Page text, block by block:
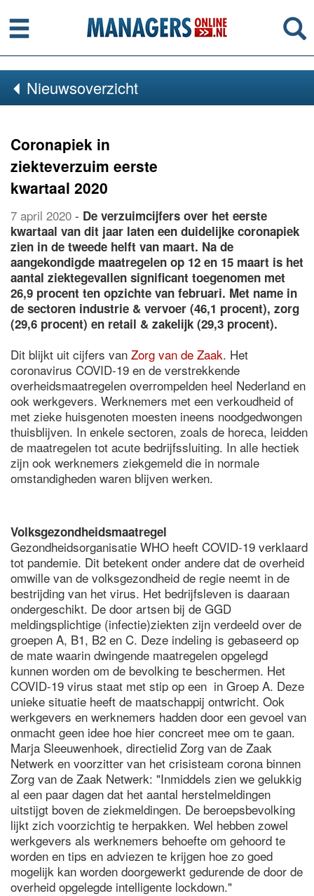
Menu
Nieuwsoverzicht
Coronapiek in
ziekteverzuim eerste
kwartaal 2020
7 april 2020 - De verzuimcijfers over het eerste
kwartaal van dit jaar laten een duidelijke coronapiek
zien in de tweede helft van maart. Na de
aangekondigde maatregelen op 12 en 15 maart is het
aantal ziektegevallen significant toegenomen met
26,9 procent ten opzichte van februari. Met name in
de sectoren industrie & vervoer (46,1 procent), zorg
(29,6 procent) en retail & zakelijk (29,3 procent).
Dit blijkt uit cijfers van Zorg van de Zaak. Het
coronavirus COVID-19 en de verstrekkende
overheidsmaatregelen overrompelden heel Nederland en
ook werkgevers. Werknemers met een verkoudheid of
met zieke huisgenoten moesten ineens noodgedwongen
thuisblijven. In enkele sectoren, zoals de horeca, leidden
de maatregelen tot acute bedrijfssluiting. In alle hectiek
zijn ook werknemers ziekgemeld die in normale
omstandigheden waren blijven werken.
Volksgezondheidsmaatregel
Gezondheidsorganisatie WHO heeft COVID-19 verklaard
tot pandemie. Dit betekent onder andere dat de overheid
omwille van de volksgezondheid de regie neemt in de
bestrijding van het virus. Het bedrijfsleven is daaraan
ondergeschikt. De door artsen bij de GGD
meldingsplichtige (infectie)ziekten zijn verdeeld over de
groepen A, B1, B2 en C. Deze indeling is gebaseerd op
de mate waarin dwingende maatregelen opgelegd
kunnen worden om de bevolking te beschermen. Het
COVID-19 virus staat met stip op een in Groep A. Deze
unieke situatie heeft de maatschappij ontwricht. Ook
werkgevers en werknemers hadden door een gevoel van
onmacht geen idee hoe hier concreet mee om te gaan.
Marja Sleeuwenhoek, directielid Zorg van de Zaak
Netwerk en voorzitter van het crisisteam corona binnen
Zorg van de Zaak Netwerk: "Inmiddels zien we gelukkig
al een paar dagen dat het aantal herstelmeldingen
uitstijgt boven de ziekmeldingen. De beroepsbevolking
lijkt zich voorzichtig te herpakken. Wel hebben zowel
werkgevers als werknemers behoefte om gehoord te
worden en tips en adviezen te krijgen hoe zo goed
mogelijk kan worden doorgewerkt gedurende de door de
overheid opgelegde intelligente lockdown."